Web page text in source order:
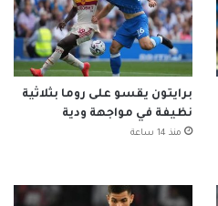
برايتون يقسو على روما بثلاثية
نظيفة في مواجهة ودية
منذ 14 ساعة